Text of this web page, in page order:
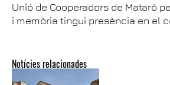
Notícies relacionades
Unió de Cooperadors de Mataró
i memòria tingui presència en el